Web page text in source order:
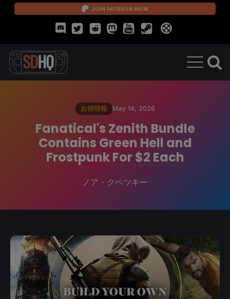
JOIN PATREON NOW
お得情報 May 14, 2026
Fanatical's Zenith Bundle
Contains Green Hell and
Frostpunk For $2 Each
ノア・クペツキー